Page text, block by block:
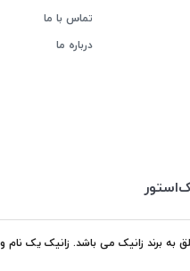
تماس با ما
درباره ما
برند زانیک می باشد. زانیک یک نام